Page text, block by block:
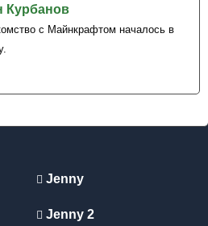
Курбанов
с Майнкрафтом началось в
Jenny
Jenny 2